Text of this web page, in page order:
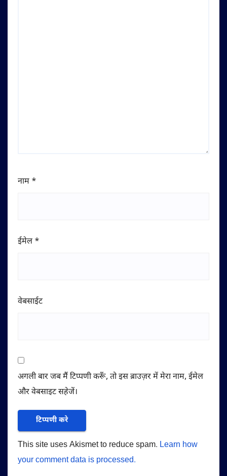
नाम *
ईमेल *
वेबसाईट
अगली बार जब मैं टिप्पणी करूँ, तो इस ब्राउज़र में मेरा नाम, ईमेल
और वेबसाइट सहेजें।
This site uses Akismet to reduce spam. Learn how
your comment data is processed.